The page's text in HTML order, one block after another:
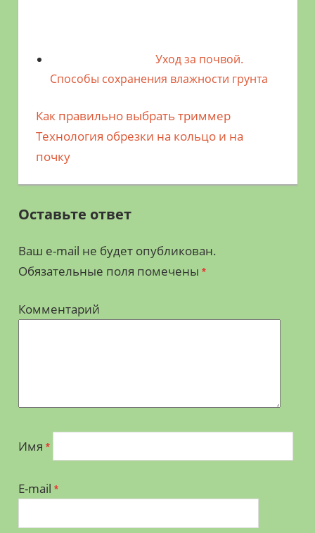
Уход за почвой.
Способы сохранения влажности грунта
Навигация
по
записям
Предыдущая
запись;
Как правильно выбрать триммер
Следующая
запись:
Технология обрезки на кольцо и на
почку
Оставьте ответ
Ваш e-mail не будет опубликован.
Обязательные поля помечены *
Комментарий
Имя *
E-mail *